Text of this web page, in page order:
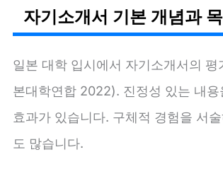
자기소개서 기본 개념과
일본 대학 입시에서 자기소개서의 평
본대학연합 2022). 진정성 있는 내용
효과가 있습니다. 구체적 경험을 서
도 많습니다.